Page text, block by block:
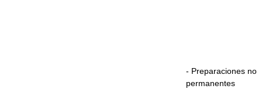
- Preparaciones no
permanentes